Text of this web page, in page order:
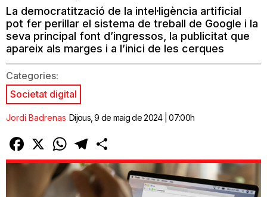
La democratització de la intel·ligència artificial
pot fer perillar el sistema de treball de Google i la
seva principal font d’ingressos, la publicitat que
apareix als marges i a l’inici de les cerques
Categories:
Societat digital
Jordi Badrenas Dijous, 9 de maig de 2024 | 07:00h
Facebook
X WhatsAppTelegram